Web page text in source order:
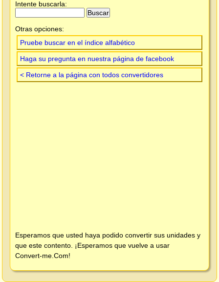
Intente buscarla:
Otras opciones:
Pruebe buscar en el índice alfabético
Haga su pregunta en nuestra página de facebook
< Retorne a la página con todos convertidores
Esperamos que usted haya podido convertir sus unidades y
que este contento. ¡Esperamos que vuelve a usar
Convert-me.Com!